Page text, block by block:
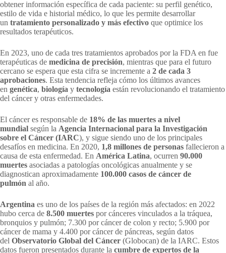
obtener información específica de cada paciente: su perfil genético,
estilo de vida e historial médico, lo que les permite desarrollar
un tratamiento personalizado y más efectivo que optimice los
resultados terapéuticos.
En 2023, uno de cada tres tratamientos aprobados por la FDA en fue
terapéuticas de medicina de precisión, mientras que para el futuro
cercano se espera que esta cifra se incremente a 2 de cada 3
aprobaciones. Esta tendencia refleja cómo los últimos avances
en genética, biología y tecnología están revolucionando el tratamiento
del cáncer y otras enfermedades.
El cáncer es responsable de 18% de las muertes a nivel
mundial según la Agencia Internacional para la Investigación
sobre el Cáncer (IARC), y sigue siendo uno de los principales
desafíos en medicina. En 2020, 1,8 millones de personas fallecieron a
causa de esta enfermedad. En América Latina, ocurren 90.000
muertes asociadas a patologías oncológicas anualmente y se
diagnostican aproximadamente 100.000 casos de cáncer de
pulmón al año.
Argentina es uno de los países de la región más afectados: en 2022
hubo cerca de 8.500 muertes por cánceres vinculados a la tráquea,
bronquios y pulmón; 7.300 por cáncer de colon y recto; 5.900 por
cáncer de mama y 4.400 por cáncer de páncreas, según datos
del Observatorio Global del Cáncer (Globocan) de la IARC. Estos
datos fueron presentados durante la cumbre de expertos de la